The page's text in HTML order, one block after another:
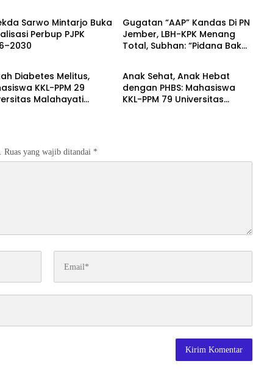
Sarwo Mintarjo Buka
Perbup PJPK
Gugatan “AAP” Kandas Di PN
Jember, LBH-KPK Menang
Total, Subhan: “Pidana Bakal
Diabetes Melitus,
KKL-PPM 29
Malahayati
Banjarsari
Berita
Anak Sehat, Anak Hebat
dengan PHBS: Mahasiswa
KKL-PPM 79 Universitas
Ruas yang wajib ditandai *